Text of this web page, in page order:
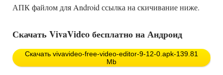
АПК файлом для Android ссылка на скичивание ниже.
Скачать VivaVideo бесплатно на Андроид
Скачать vivavideo-free-video-editor-9-12-0.apk-139.81
Mb